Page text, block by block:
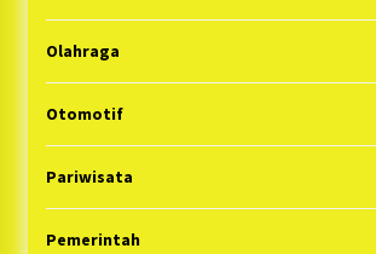
Olahraga
Otomotif
Pariwisata
Pemerintah